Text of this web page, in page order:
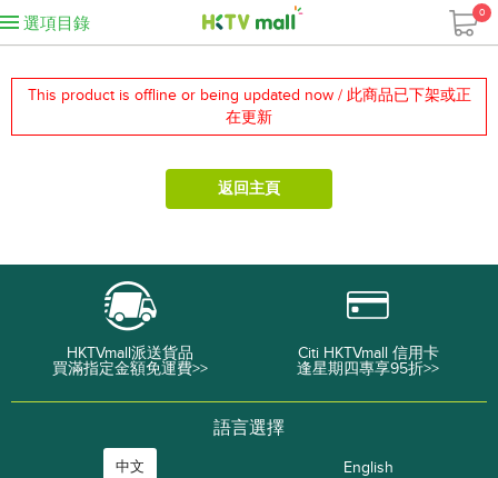
選項目錄
0
This product is offline or being updated now / 此商品已下架或正
在更新
返回主頁
HKTVmall派送貨品
買滿指定金額免運費>>
Citi HKTVmall 信用卡
逢星期四專享95折>>
語言選擇
中文 English